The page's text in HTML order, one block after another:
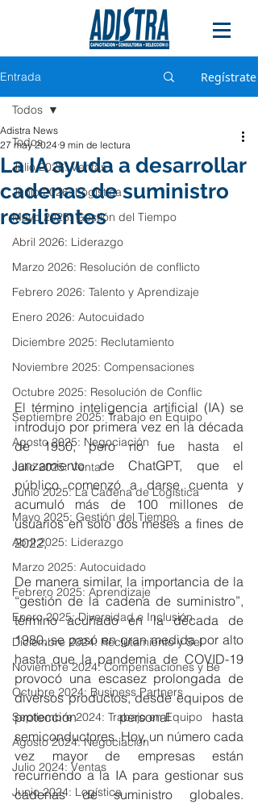
Entrada Regístrate
Todos
Julio 2026: Ventas
Junio 2026: Logística
Mayo 2026: Gestión del Tiempo
Abril 2026: Liderazgo
Marzo 2026: Resolución de conflicto
Febrero 2026: Talento y Aprendizaje
Enero 2026: Autocuidado
Diciembre 2025: Reclutamiento
Noviembre 2025: Compensaciones
Octubre 2025: Resolución de Conflic
Septiembre 2025: Trabajo en Equipo
Agosto 2025: Negociación
Julio 2025: Venta
Junio 2025: La Cadena de Logística
Mayo 2025: Gestión del Tiempo
Abril 2025: Liderazgo
Marzo 2025: Autocuidado
Febrero 2025: Aprendizaje
Enero 2025: Diversidad e Inclusión
Diciembre 2024: Reclutamiento y Sel
Noviembre 2024: Compensaciones y Be
Octubre 2024: Business Partners
Septiembre 2024: Trabajo en Equipo
Agosto 2024: Negociación
Julio 2024: Ventas
Junio 2024: Logística
Todos
La IA ayuda a desarrollar
cadenas de suministro
resilientes
Adistra News
27 may 2024 9 min de lectura
El término inteligencia artificial (IA) se
introdujo por primera vez en la década
de 1950, pero no fue hasta el
lanzamiento de ChatGPT, que el
público comenzó a darse cuenta y
acumuló más de 100 millones de
usuarios en solo dos meses a fines de
2022,
De manera similar, la importancia de la
“gestión de la cadena de suministro”,
término acuñado en la década de
1980, se pasó en gran medida por alto
hasta que la pandemia de COVID-19
provocó una escasez prolongada de
diversos productos, desde equipos de
protección personal hasta
semiconductores. Hoy, un número cada
vez mayor de empresas están
recurriendo a la IA para gestionar sus
cadenas de suministro globales.